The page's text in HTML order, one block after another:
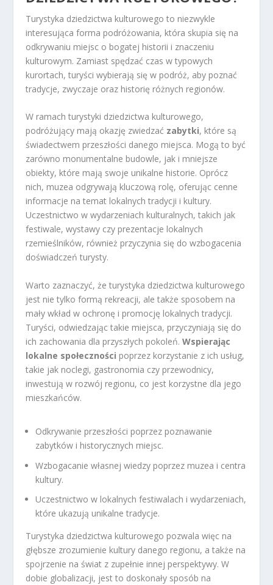
Turystyka dziedzictwa kulturowego to niezwykle
interesująca forma podróżowania, która skupia się na
odkrywaniu miejsc o bogatej historii i znaczeniu
kulturowym. Zamiast spędzać czas w typowych
kurortach, turyści wybierają się w podróż, aby poznać
tradycje, zwyczaje oraz historię różnych regionów.
W ramach turystyki dziedzictwa kulturowego,
podróżujący mają okazję zwiedzać zabytki, które są
świadectwem przeszłości danego miejsca. Mogą to być
zarówno monumentalne budowle, jak i mniejsze
obiekty, które mają swoje unikalne historie. Oprócz
nich, muzea odgrywają kluczową rolę, oferując cenne
informacje na temat lokalnych tradycji i kultury.
Uczestnictwo w wydarzeniach kulturalnych, takich jak
festiwale, wystawy czy prezentacje lokalnych
rzemieślników, również przyczynia się do wzbogacenia
doświadczeń turysty.
Warto zaznaczyć, że turystyka dziedzictwa kulturowego
jest nie tylko formą rekreacji, ale także sposobem na
mały wkład w ochronę i promocję lokalnych tradycji.
Turyści, odwiedzając takie miejsca, przyczyniają się do
ich zachowania dla przyszłych pokoleń.Wspierając
lokalne społeczności poprzez korzystanie z ich usług,
takie jak noclegi, gastronomia czy przewodnicy,
inwestują w rozwój regionu, co jest korzystne dla jego
mieszkańców.
Odkrywanie przeszłości poprzez poznawanie
zabytków i historycznych miejsc.
Wzbogacanie własnej wiedzy poprzez muzea i centra
kultury.
Uczestnictwo w lokalnych festiwalach i wydarzeniach,
które ukazują unikalne tradycje.
Turystyka dziedzictwa kulturowego pozwala więc na
głębsze zrozumienie kultury danego regionu, a także na
spojrzenie na świat z zupełnie innej perspektywy. W
dobie globalizacji, jest to doskonały sposób na